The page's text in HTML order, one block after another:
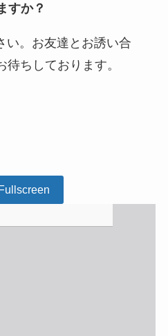
すか？
い。お友達とお誘い合
ちしております。